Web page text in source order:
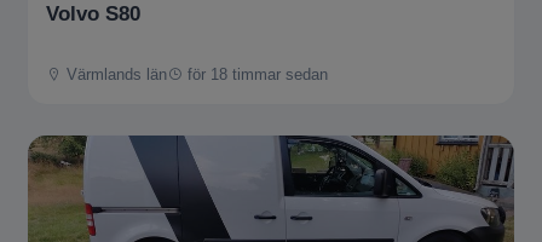
Volvo S80
Värmlands län för 18 timmar sedan